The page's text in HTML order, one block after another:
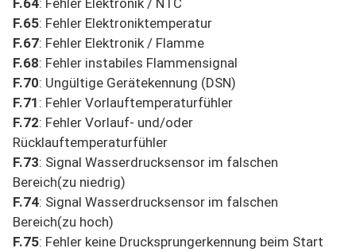
F.65: Fehler Elektroniktemperatur
F.67: Fehler Elektronik / Flamme
F.68: Fehler instabiles Flammensignal
F.70: Ungültige Gerätekennung (DSN)
F.71 : Fehler Vorlauftemperaturfühler
F.72: Fehler Vorlauf- und/oder
Rücklauftemperaturfühler
F.73: Signal Wasserdrucksensor im falschen
Bereich(zu niedrig)
F.74: Signal Wasserdrucksensor im falschen
Bereich(zu hoch)
F.75: Fehler keine Drucksprungerkennung beim Start